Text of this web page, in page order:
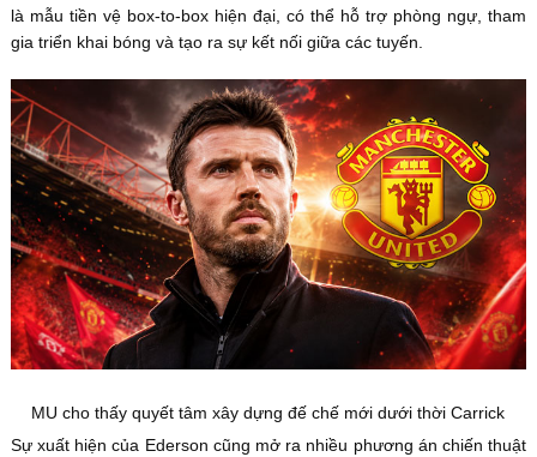
là mẫu tiền vệ box-to-box hiện đại, có thể hỗ trợ phòng ngự, tham
gia triển khai bóng và tạo ra sự kết nối giữa các tuyến.
MU cho thấy quyết tâm xây dựng đế chế mới dưới thời Carrick
Sự xuất hiện của Ederson cũng mở ra nhiều phương án chiến thuật